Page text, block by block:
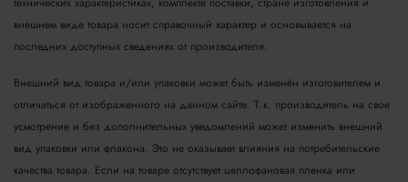
внешнем виде товара носит справочный характер и основывается на
последних доступных сведениях от производителя.
Внешний вид товара и/или упаковки может быть изменён изготовителем и
отличаться от изображенного на данном сайте. Т.к. производитель на свое
усмотрение и без дополнительных уведомлений может изменить внешний
вид упаковки или флакона. Это не оказывает влияния на потребительские
качества товара. Если на товаре отсутствует целлофановая пленка или